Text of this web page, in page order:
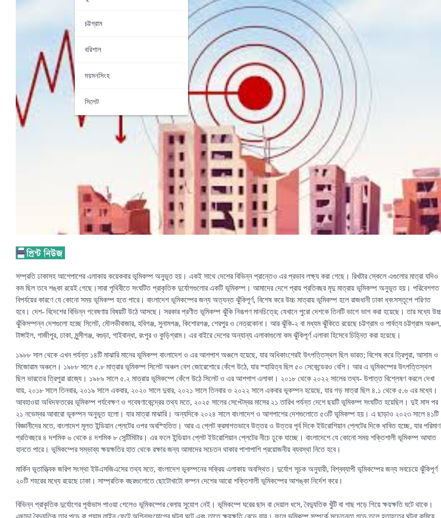
চট্টগ্রাম
বরিশাল
ময়মনসিংহ
সিলেট
সম্প্রতি ঢাকাসহ আশেপাশের এলাকায় কয়েকবার ভূমিকম্প অনুভূত হয়। একই সাথে দেশের বিভিন্ন প্রান্তেও এর প্রভাব লক্ষ্য করা গেছে। রিখটার স্কেলে এগুলোর মাত্রা যদিও
কম ছিল তবে শঙ্কা রয়েই গেছে।সারা পৃথিবীতে সংঘটিত প্রাকৃতিক দুর্যোগগুলোর একটি ভূমিকম্প। আমাদের দেশে প্রায় প্রতিবছর মৃদু মাত্রায় ভূমিকম্প অনুভূত হয়। পরিবেশগত
বিপর্যয়ের কারণে যে কোনো সময় ভূমিকম্প হতে পারে। বাংলাদেশ ভূমিকম্পের জন্য অত্যন্ত ঝুঁকিপূর্ণ, বিশেষ করে উচ্চ মাত্রায় ভূমিকম্প হলে রাজধানী ঢাকা ধ্বংসস্তূপে পরিণত
হবে। দেশ- বিদেশের বিভিন্ন গবেষণায় বিষয়টি উঠে আসছে। সরকার প্রণীত ভূমিকম্প ঝুঁকি নিরূপণ মানচিত্রে; যেখানে পুরো দেশকে তিনটি ভাগে ভাগ করা হয়েছে। তার মধ্যে
ঝুঁকিসম্পন্ন দেশগুলো হচ্ছে সিলেট, মৌলভীবাজার, হবিগঞ্জ, সুনামগঞ্জ, কিশোরগঞ্জ, শেরপুর ও নেত্রকোনা। আর ঝুঁকি-২ বা মধ্যম ঝুঁকিতে রয়েছে চট্টগ্রাম ও পার্বত্য চট্টগ্রাম অঞ্চল,
টাঙ্গাইল, গাজীপুর, ঢাকা, মুন্সীগঞ্জ, বগুড়া, গাইবান্ধা, রংপুর ও কুড়িগ্রাম। এর বাইরে দেশের অন্যান্য এলাকাগুলো কম ঝুঁকিপূর্ণ এলাকা হিসেবে চিহ্নিত করা হয়েছে।
১৯৮৮ সাল থেকে এখন পর্যন্ত ১৪টি মাঝারি মানের ভূমিকম্প বাংলাদেশ ও এর আশপাশ অঞ্চলে হয়েছে, যার অধিকাংশেরই উৎপত্তিস্থল ছিল ভারত; বিশেষ করে ত্রিপুরা, আসাম ও
মিজোরাম অঞ্চলে। ১৯৮৮ সালে ৫.৮ মাত্রার ভূমিকম্প সিলেট অঞ্চল বেশ জোরেশোরে কেঁপে উঠে, যার স্হায়িত্ব ছিল ৫০ সেকেন্ডেরও বেশি। আর এ ভূমিকম্পের উৎপত্তিস্থল
ছিল ভারতের ত্রিপুরা রাজ্যে। ১৯৮৯ সালে ৫.২ মাত্রায় ভূমিকম্পে কেঁপে উঠে সিলেট ও এর আশপাশ এলাকা। ২০১৮ থেকে ২০২২ সালের তথ্য- উপাত্ত বিশ্লেষণ করলে দেখা
যায়, ২০১৮ সালে তিনবার, ২০১৯ সালে একবার, ২০২০ সালে দুবার, ২০২১ সালে তিনবার ও ২০২২ সালে একবার ভূকম্পন হয়েছে, যার গড় মাত্রা ছিল ৪.১ থেকে ৫.৬ এর মধ্যে।
আবহাওয়া অধিদফতরের ভূমিকম্প পর্যবেক্ষণ ও গবেষণাকেন্দ্রের তথ্য মতে, ২০২৫ সালের সেপ্টেম্বর মাসের ২১ তারিখ পর্যন্ত দেশে ছয়টি ভূমিকম্প সংঘটিত হয়েছিল। দুই মাস পর
২১ নভেম্বর আবারো ভূকম্পন অনুভূত হলো। যার মাত্রা মাঝারি। অন্যদিকে ২০২৪ সালে বাংলাদেশ ও আশপাশের দেশগুলোতে ৫৩টি ভূমিকম্প হয়। এ ছাড়াও ২০২৩ সালে ৪১টি
বিজ্ঞানীদের মতে, বাংলাদেশ মূলত ইন্ডিয়ান প্লেটের ওপর অবস্হিতিত। আর এ প্লেট ক্রমাগতভাবে উত্তর ও উত্তর পূর্ব দিকে ইউরোশিয়ান প্লেটের দিকে ধাবিত হচ্ছে, যার পরিমাণ
প্রতিবছরে ৪ দশমিক ৬ থেকে ৪ দশমিক ৮ সেন্টিমিটার। এর ফলে ইন্ডিয়ান প্লেট ইউরোশিয়ান প্লেটের নীচে ঢুকে যাচ্ছে। বাংলাদেশে যে কোনো সময় শক্তিশালী ভূমিকম্প আঘাত
হানতে পারে। ভূমিকম্পের সম্ভাব্য ক্ষয়ক্ষতির হাত থেকে রক্ষার জন্য আমাদের সচেতন থাকার পাশাপাশি প্রয়োজনীয় ব্যবস্থা নিতে হবে।
মার্কিন ভূতাত্ত্বিক জরিপ সংস্থা ইউএসজিএসের তথ্য মতে, বাংলাদেশ ভূকম্পনের সক্রিয় এলাকায় অবস্থিত। দুর্যোগ সূচক অনুযায়ী, বিশ্বব্যাপী ভূমিকম্পের জন্য সবচেয়ে ঝুঁকিপূর্ণ
২০টি শহরের মধ্যে রয়েছে ঢাকা। সাম্প্রতিক বছরগুলোতে ছোটোখাটো কম্পন দেশের আরো শক্তিশালী ভূমিকম্পের আশঙ্কা নির্দেশ করে।
বিভিন্ন প্রাকৃতিক দুর্যোগের পূর্বাভাস পাওয়া গেলেও ভূমিকম্পের বেলায় সুযোগ নেই। ভূমিকম্পে ঘরের ছাদ বা দেয়াল ধসে, বৈদ্যুতিক খুঁটি বা গাছ পড়ে গিয়ে ক্ষয়ক্ষতি ঘটে থাকে।
এছাড়া বৈদ্যুতিক তার পড়ে বা গ্যাস লাইন ফেটে অগ্নিসংযোগের ঘটনা ঘটে এবং তাতে ক্ষয়ক্ষতি বেড়ে যায়। ফলে ভূমিকম্প সম্পর্কে সচেতনতা গড়ে তুলে হতাহতের ঘটনা কমিয়ে